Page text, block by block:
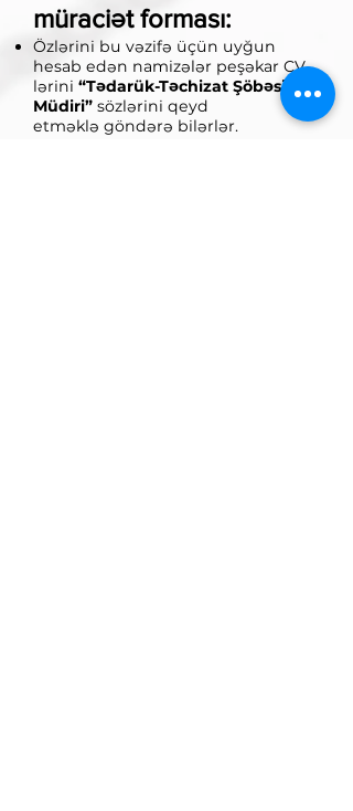
müraciət forması:
Özlərini bu vəzifə üçün uyğun
hesab edən namizələr peşəkar CV-
lərini “Tədarük-Təchizat Şöbəsinin
Müdiri” sözlərini qeyd
etməklə göndərə bilərlər.